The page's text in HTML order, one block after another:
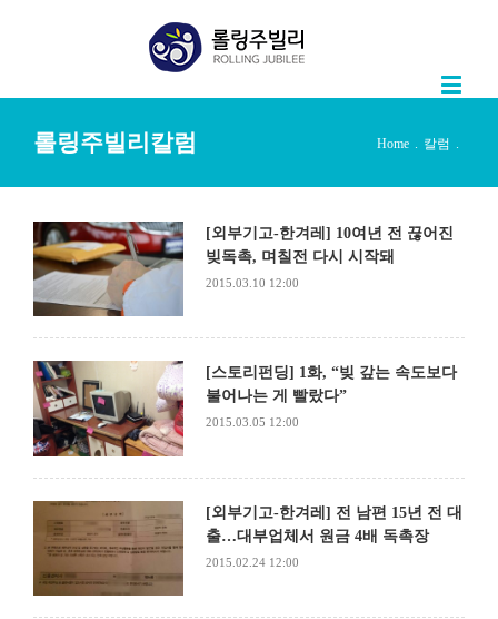
롤링주빌리칼럼 Home 칼럼
[외부기고-한겨레] 10여년 전 끊어진
빚독촉, 며칠전 다시 시작돼
2015.03.10 12:00
[스토리펀딩] 1화, “빚 갚는 속도보다
불어나는 게 빨랐다”
2015.03.05 12:00
[외부기고-한겨레] 전 남편 15년 전 대
출…대부업체서 원금 4배 독촉장
2015.02.24 12:00